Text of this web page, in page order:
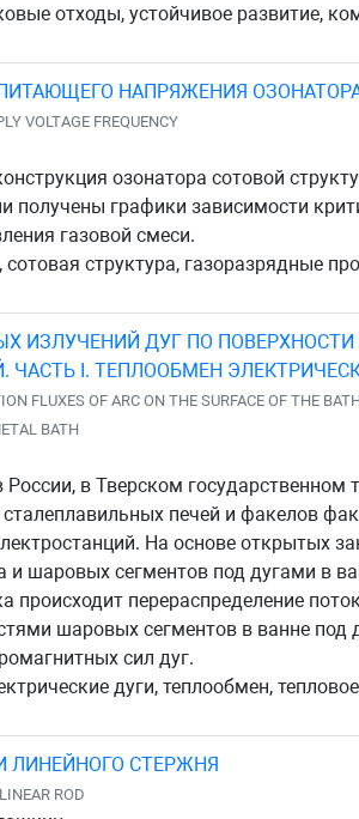
отходы, устойчивое развитие,
НАПРЯЖЕНИЯ
VOLTAGE FREQUENCY
озонатора сотовой
получены графики зависимости
газовой смеси.
сотовая структура, газоразрядные
ИЗЛУЧЕНИЙ ДУГ ПО
ЧАСТЬ I. ТЕПЛООБМЕН
FLUXES OF ARC ON THE SURFACE OF THE
BATH
России, в Тверском государственном
печей и факелов
На основе открытых
шаровых сегментов под дугами в
перераспределение
шаровых сегментов в ванне
сил дуг.
дуги, теплообмен,
ЛИНЕЙНОГО СТЕРЖНЯ
ROD